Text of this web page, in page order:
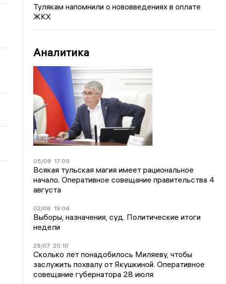
Тулякам напомнили о нововведениях в оплате
ЖКХ
Аналитика
05/08 17:05
Всякая тульская магия имеет рациональное
начало. Оперативное совещание правительства 4
августа
02/08 19:04
Выборы, назначения, суд. Политические итоги
недели
29/07 20:10
Сколько лет понадобилось Миляеву, чтобы
заслужить похвалу от Якушкиной. Оперативное
совещание губернатора 28 июля